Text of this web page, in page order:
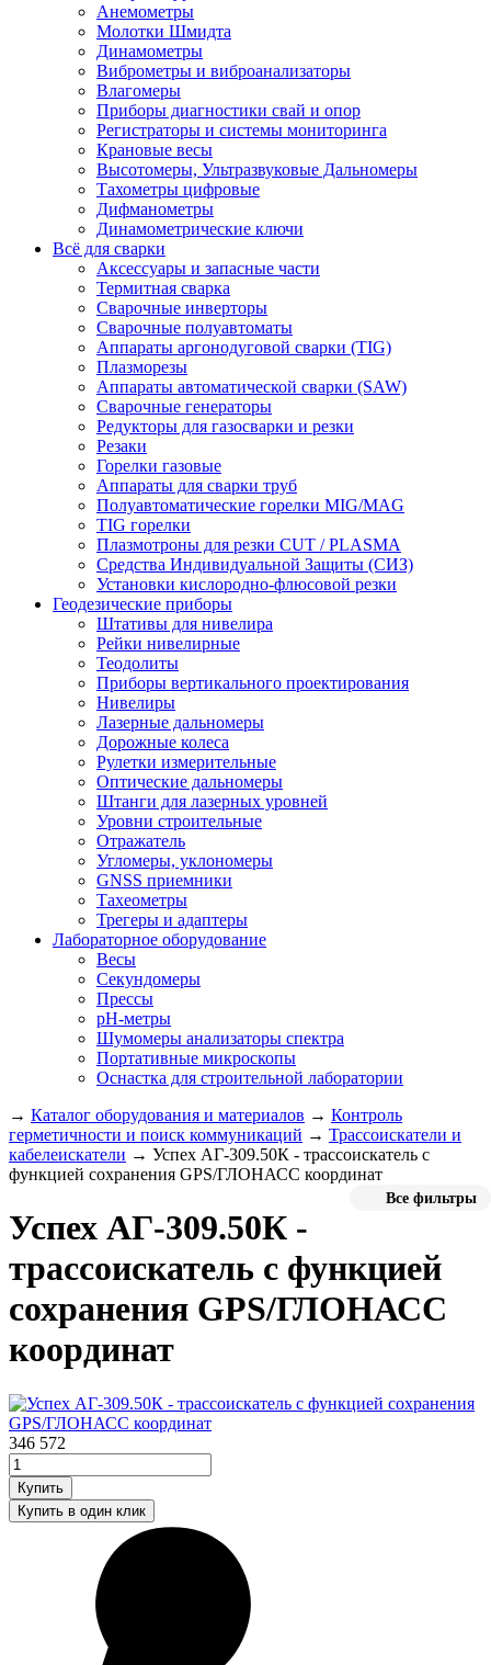
Анемометры
Молотки Шмидта
Динамометры
Виброметры и виброанализаторы
Влагомеры
Приборы диагностики свай и опор
Регистраторы и системы мониторинга
Крановые весы
Высотомеры, Ультразвуковые Дальномеры
Тахометры цифровые
Дифманометры
Динамометрические ключи
Всё для сварки
Аксессуары и запасные части
Термитная сварка
Сварочные инверторы
Сварочные полуавтоматы
Аппараты аргонодуговой сварки (TIG)
Плазморезы
Аппараты автоматической сварки (SAW)
Сварочные генераторы
Редукторы для газосварки и резки
Резаки
Горелки газовые
Аппараты для сварки труб
Полуавтоматические горелки MIG/MAG
TIG горелки
Плазмотроны для резки CUT / PLASMA
Средства Индивидуальной Защиты (СИЗ)
Установки кислородно-флюсовой резки
Геодезические приборы
Штативы для нивелира
Рейки нивелирные
Теодолиты
Приборы вертикального проектирования
Нивелиры
Лазерные дальномеры
Дорожные колеса
Рулетки измерительные
Оптические дальномеры
Штанги для лазерных уровней
Уровни строительные
Отражатель
Угломеры, уклономеры
GNSS приемники
Тахеометры
Трегеры и адаптеры
Лабораторное оборудование
Весы
Секундомеры
Прессы
pH-метры
Шумомеры анализаторы спектра
Портативные микроскопы
Оснастка для строительной лаборатории
→ Каталог оборудования и материалов → Контроль
герметичности и поиск коммуникаций → Трассоискатели и
кабелеискатели → Успех АГ-309.50К - трассоискатель с
функцией сохранения GPS/ГЛОНАСС координат
Все фильтры
Успех АГ-309.50К -
трассоискатель с функцией
сохранения GPS/ГЛОНАСС
координат
346 572